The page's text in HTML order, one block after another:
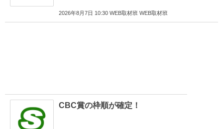
2026年8月7日 10:30 WEB取材班 WEB取材班
CBC賞の枠順が確定！